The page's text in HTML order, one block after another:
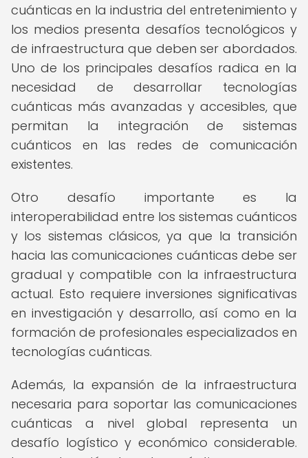
cuánticas en la industria del entretenimiento y
los medios presenta desafíos tecnológicos y
de infraestructura que deben ser abordados.
Uno de los principales desafíos radica en la
necesidad de desarrollar tecnologías
cuánticas más avanzadas y accesibles, que
permitan la integración de sistemas
cuánticos en las redes de comunicación
existentes.
Otro desafío importante es la
interoperabilidad entre los sistemas cuánticos
y los sistemas clásicos, ya que la transición
hacia las comunicaciones cuánticas debe ser
gradual y compatible con la infraestructura
actual. Esto requiere inversiones significativas
en investigación y desarrollo, así como en la
formación de profesionales especializados en
tecnologías cuánticas.
Además, la expansión de la infraestructura
necesaria para soportar las comunicaciones
cuánticas a nivel global representa un
desafío logístico y económico considerable.